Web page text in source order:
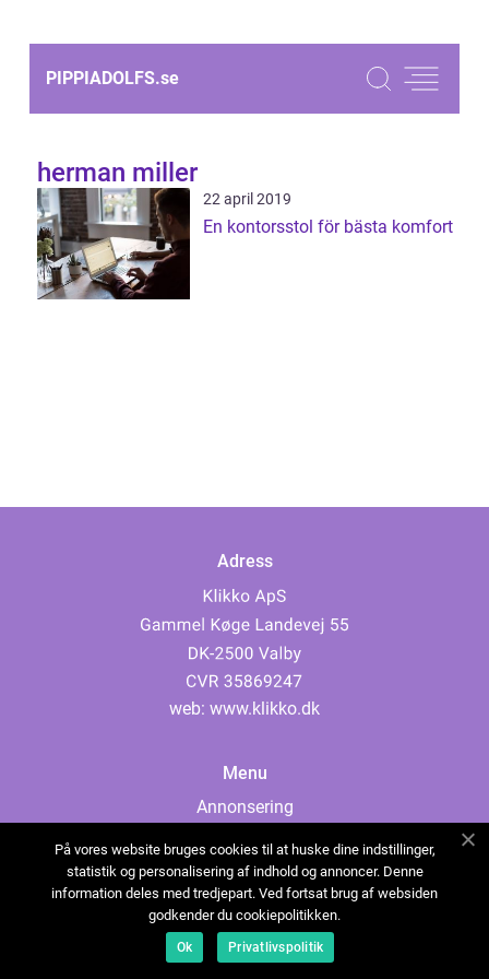
PIPPIADOLFS.se
herman miller
22 april 2019
En kontorsstol för bästa komfort
Adress
web: www.klikko.dk
Menu
Annonsering
Cookies
Kontakta oss
Sitemap
På vores website bruges cookies til at huske dine indstillinger,
statistik og personalisering af indhold og annoncer. Denne
information deles med tredjepart. Ved fortsat brug af websiden
godkender du cookiepolitikken.
Ok Privatlivspolitik